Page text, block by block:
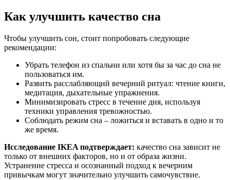
Как улучшить качество сна
Чтобы улучшить сон, стоит попробовать следующие
рекомендации:
Убрать телефон из спальни или хотя бы за час до сна не
пользоваться им.
Развить расслабляющий вечерний ритуал: чтение книги,
медитация, дыхательные упражнения.
Минимизировать стресс в течение дня, используя
техники управления тревожностью.
Соблюдать режим сна – ложиться и вставать в одно и то
же время.
Исследование IKEA подтверждает: качество сна зависит не
только от внешних факторов, но и от образа жизни.
Устранение стресса и осознанный подход к вечерним
привычкам могут значительно улучшить самочувствие.